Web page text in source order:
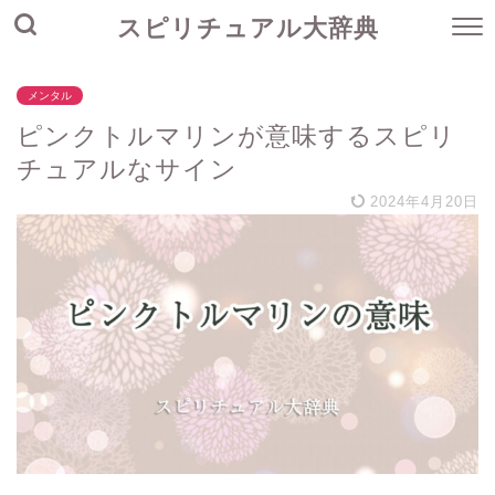
スピリチュアル大辞典
メンタル
ピンクトルマリンが意味するスピリ
チュアルなサイン
2024年4月20日